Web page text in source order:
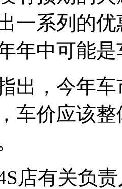
一系列的
年中可能
出，今年
车价应该
店有关负